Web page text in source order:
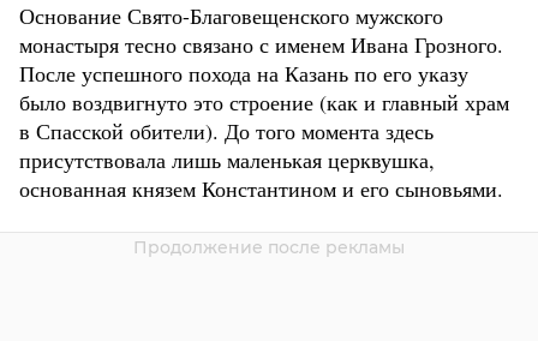
Основание Свято-Благовещенского мужского
монастыря тесно связано с именем Ивана Грозного.
После успешного похода на Казань по его указу
было воздвигнуто это строение (как и главный храм
в Спасской обители). До того момента здесь
присутствовала лишь маленькая церквушка,
основанная князем Константином и его сыновьями.